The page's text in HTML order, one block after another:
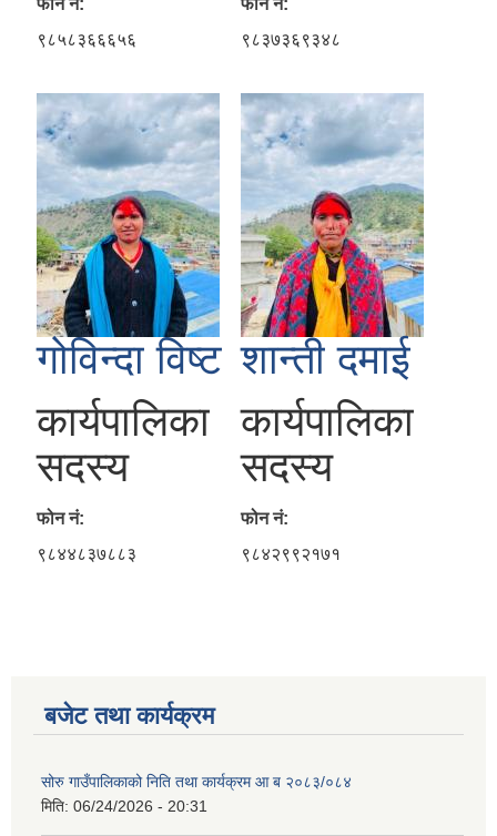
फोन नं:
९८५८३६६६५६
फोन नं:
९८३७३६९३४८
गोविन्दा विष्ट
कार्यपालिका
सदस्य
फोन नं:
९८४४८३७८८३
शान्ती दमाई
कार्यपालिका
सदस्य
फोन नं:
९८४२९९२१७१
बजेट तथा कार्यक्रम
सोरु गाउँपालिकाको निति तथा कार्यक्रम आ ब २०८३/०८४
मिति: 06/24/2026 - 20:31